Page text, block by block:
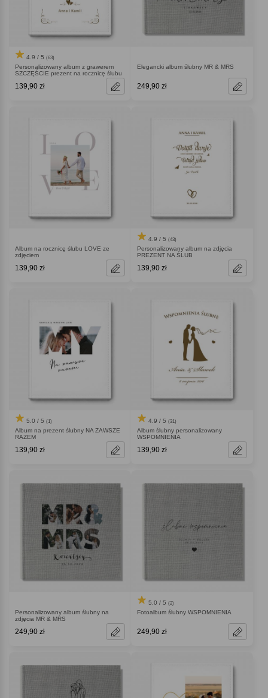
4.9 / 5 (63)
Personalizowany album z grawerem
SZCZĘŚCIE prezent na rocznicę ślubu
139,90 zł
Elegancki album ślubny MR & MRS
249,90 zł
Album na rocznicę ślubu LOVE ze
zdjęciem
139,90 zł
4.9 / 5 (43)
Personalizowany album na zdjęcia
PREZENT NA ŚLUB
139,90 zł
5.0 / 5 (1)
Album na prezent ślubny NA ZAWSZE
RAZEM
139,90 zł
4.9 / 5 (31)
Album ślubny personalizowany
WSPOMNIENIA
139,90 zł
Personalizowany album ślubny na
zdjęcia MR & MRS
249,90 zł
5.0 / 5 (2)
Fotoalbum ślubny WSPOMNIENIA
249,90 zł